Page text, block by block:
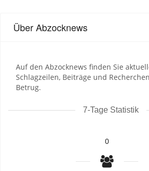
Über Abzocknews
Auf den Abzocknews finden Sie
Schlagzeilen, Beiträge und
Betrug.
7-Tage Statistik
0